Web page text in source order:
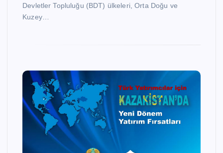
Devletler Topluluğu (BDT) ülkeleri, Orta Doğu ve
Kuzey…